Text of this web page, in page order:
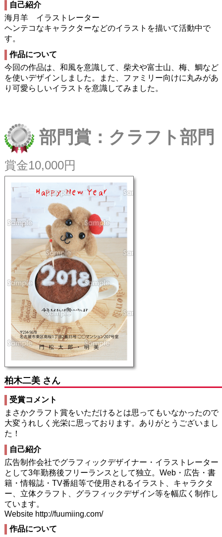
自己紹介
海月羊 イラストレーター
ヘンテコなキャラクターなどのイラストを描いて活動中で
す。
作品について
今回の作品は、和風を意識して、柴犬や富士山、梅、鯛など
を使いデザインしました。また、ファミリー向けに丸みがあ
り可愛らしいイラストを意識してみました。
部門賞：クラフト部門
賞金10,000円
柏木二美 さん
受賞コメント
まさかクラフト賞をいただけるとは思ってもいなかったので
大変うれしく光栄に思っております。ありがとうございまし
た！
自己紹介
広告制作会社でグラフィックデザイナー・イラストレーター
として3年勤務後フリーランスとして独立。Web・広告・書
籍・情報誌・TV番組等で使用されるイラスト、キャラクタ
ー、立体クラフト、グラフィックデザイン等を幅広く制作し
ています。
Website http://fuumiing.com/
作品について